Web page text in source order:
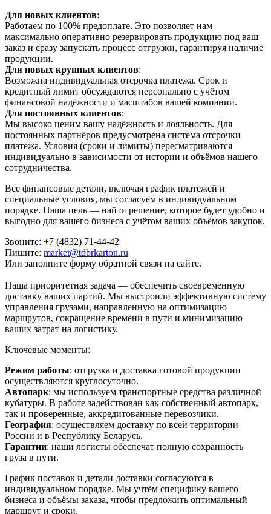
Для новых клиентов:
Работаем по 100% предоплате. Это позволяет нам
максимально оперативно резервировать продукцию под ваш
заказ и сразу запускать процесс отгрузки, гарантируя наличие
продукции.
Для новых крупных клиентов:
Возможна индивидуальная отсрочка платежа. Срок и
кредитный лимит обсуждаются персонально с учётом
финансовой надёжности и масштабов вашей компании.
Для постоянных клиентов:
Мы высоко ценим вашу надёжность и лояльность. Для
постоянных партнёров предусмотрена система отсрочки
платежа. Условия (сроки и лимиты) пересматриваются
индивидуально в зависимости от истории и объёмов нашего
сотрудничества.
Все финансовые детали, включая график платежей и
специальные условия, мы согласуем в индивидуальном
порядке. Наша цель — найти решение, которое будет удобно и
выгодно для вашего бизнеса с учётом ваших объёмов закупок.
Звоните: +7 (4832) 71-44-42
Пишите: market@tdbrkarton.ru
Или заполните форму обратной связи на сайте.
Наша приоритетная задача — обеспечить своевременную
доставку ваших партий. Мы выстроили эффективную систему
управления грузами, направленную на оптимизацию
маршрутов, сокращение времени в пути и минимизацию
ваших затрат на логистику.
Ключевые моменты:
Режим работы: отгрузка и доставка готовой продукции
осуществляются круглосуточно.
Автопарк: мы используем транспортные средства различной
кубатуры. В работе задействован как собственный автопарк,
так и проверенные, аккредитованные перевозчики.
География: осуществляем доставку по всей территории
России и в Республику Беларусь.
Гарантии: наши логисты обеспечат полную сохранность
груза в пути.
График поставок и детали доставки согласуются в
индивидуальном порядке. Мы учтём специфику вашего
бизнеса и объёмы заказа, чтобы предложить оптимальный
маршрут и сроки.